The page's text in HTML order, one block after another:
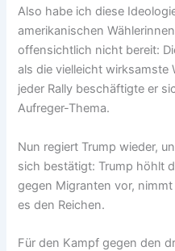
Also habe ich diese
amerikanischen
offensichtlich nicht bereit:
als die vielleicht wirksamste
jeder Rally beschäftigte er
Aufreger-Thema.
Nun regiert Trump wieder,
sich bestätigt: Trump höhlt
gegen Migranten vor,
es den Reichen.
Für den Kampf gegen den